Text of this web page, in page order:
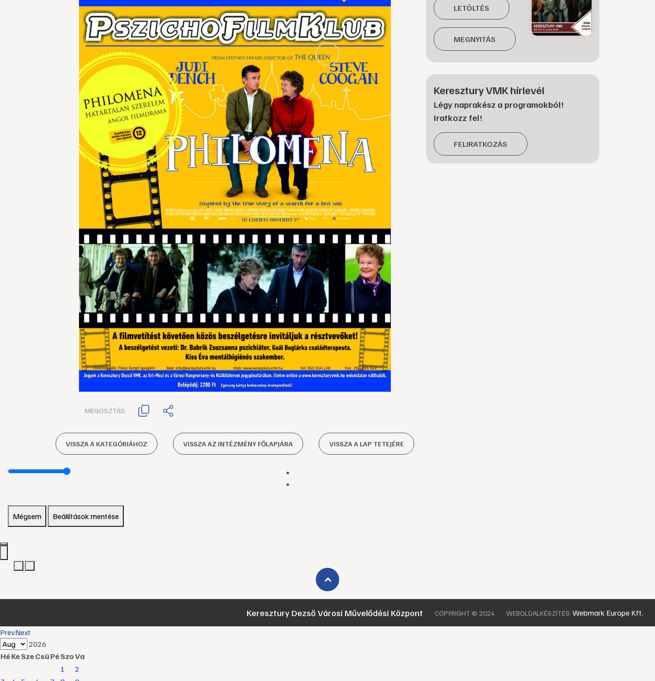
MEGOSZTÁS:
VISSZA A KATEGÓRIÁHOZ VISSZA AZ INTÉZMÉNY FŐLAPJÁRA VISSZA A LAP TETEJÉRE
LETÖLTÉS
MEGNYITÁS
Keresztury VMK hírlevél
Légy naprakész a programokból!
Iratkozz fel!
FELIRATKOZÁS
Mégsem Beállítások mentése
›
Keresztury Dezső Városi Művelődési Központ COPYRIGHT © 2024 WEBOLDALKÉSZÍTÉS: Webmark Europe Kft.
PrevNext
2026
HéKeSzeCsüPéSzoVa
1
2